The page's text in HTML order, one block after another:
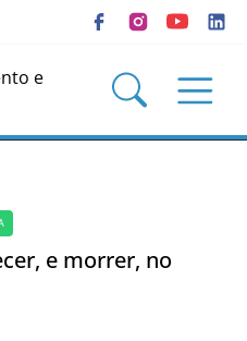
e morrer, no